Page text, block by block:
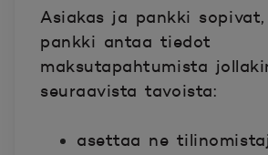
Asiakas ja pankki
pankki antaa tiedot
maksutapahtumista
seuraavista tavoista:
asettaa ne